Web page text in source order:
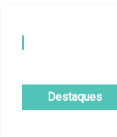
Destaques